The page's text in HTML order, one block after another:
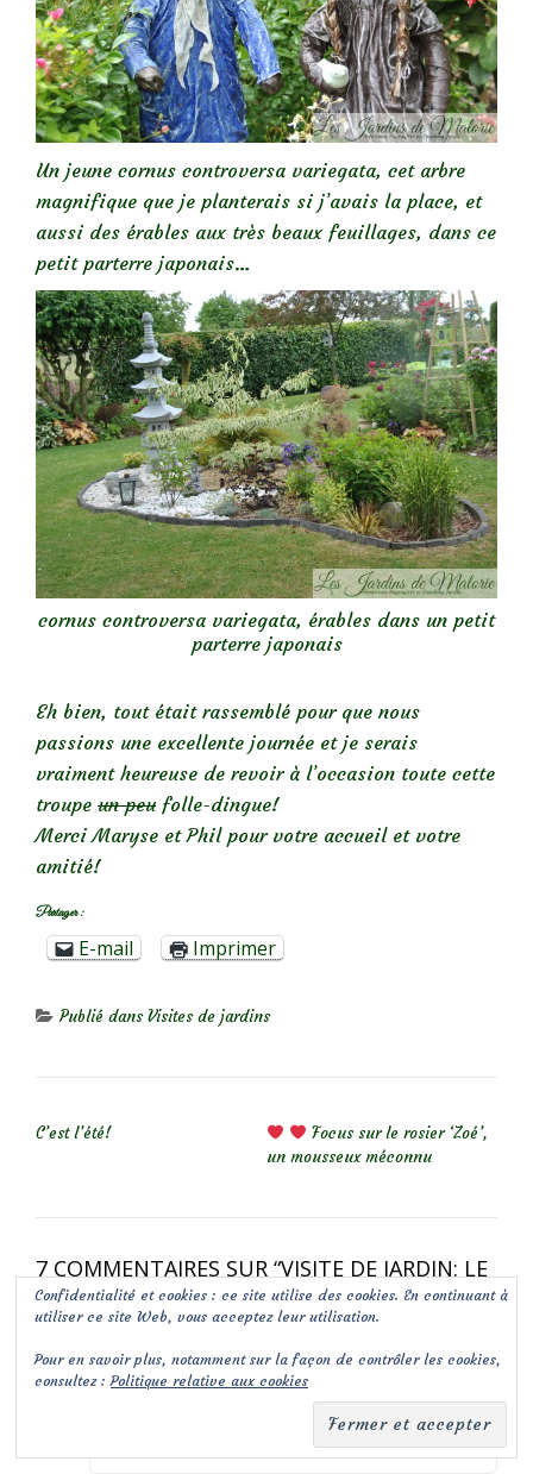
Un jeune cornus controversa variegata, cet arbre
magnifique que je planterais si j’avais la place, et
aussi des érables aux très beaux feuillages, dans ce
petit parterre japonais…
cornus controversa variegata, érables dans un petit
parterre japonais
Eh bien, tout était rassemblé pour que nous
passions une excellente journée et je serais
vraiment heureuse de revoir à l’occasion toute cette
troupe un peu folle-dingue!
Merci Maryse et Phil pour votre accueil et votre
amitié!
Partager :
E-mail Imprimer
Publié dansVisites de jardins
C’est l’été!
Focus sur le rosier ‘Zoé’,
un mousseux méconnu
7 COMMENTAIRES SUR “VISITE DE JARDIN: LE
JARDIN DE MARYSE (JARDIN PRIVÉ)”
Béné a dit :
Confidentialité et cookies : ce site utilise des cookies. En continuant à
utiliser ce site Web, vous acceptez leur utilisation.
Pour en savoir plus, notamment sur la façon de contrôler les cookies,
consultez :Politique relative aux cookies